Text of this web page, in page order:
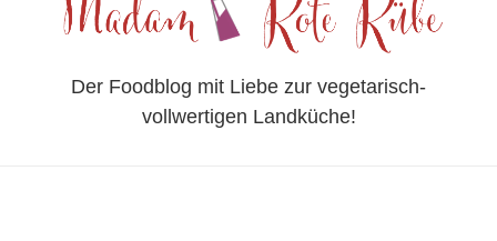
Der Foodblog mit Liebe zur vegetarisch-
vollwertigen Landküche!